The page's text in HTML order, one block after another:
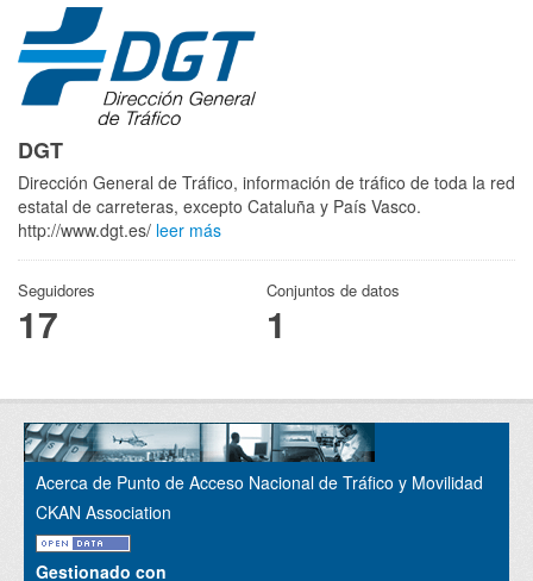
DGT
Dirección General de Tráfico, información de tráfico de toda la red
estatal de carreteras, excepto Cataluña y País Vasco.
http://www.dgt.es/ leer más
Seguidores
17
Conjuntos de datos
1
Acerca de Punto de Acceso Nacional de Tráfico y Movilidad
CKAN Association
Gestionado con